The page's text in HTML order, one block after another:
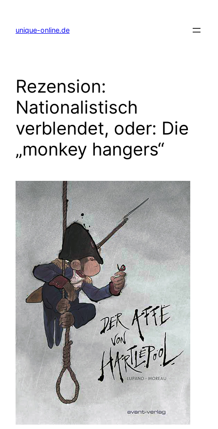
springen
unique-online.de
Rezension:
Nationalistisch
verblendet, oder: Die
„monkey hangers“